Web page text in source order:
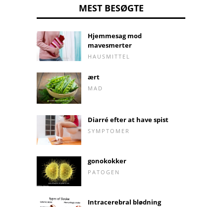
MEST BESØGTE
Hjemmesag mod
mavesmerter
HAUSMITTEL
ært
MAD
Diarré efter at have spist
SYMPTOMER
gonokokker
PATOGEN
Intracerebral blødning